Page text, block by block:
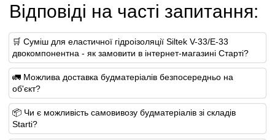
Відповіді на часті запитання:
🛒 Суміш для еластичної гідроізоляції Siltek V-33/E-33
двокомпонентна - як замовити в інтернет-магазині Старті?
🚛 Можлива доставка будматеріалів безпосередньо на
об'єкт?
📦 Чи є можливість самовивозу будматеріалів зі складів
Starti?